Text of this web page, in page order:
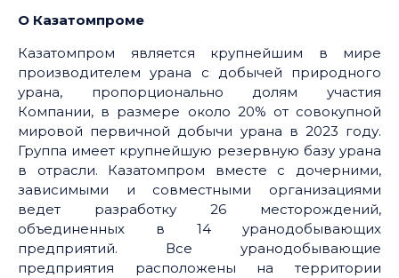
О Казатомпроме
Казатомпром является крупнейшим в мире
производителем урана с добычей природного
урана, пропорционально долям участия
Компании, в размере около 20% от совокупной
мировой первичной добычи урана в 2023 году.
Группа имеет крупнейшую резервную базу урана
в отрасли. Казатомпром вместе с дочерними,
зависимыми и совместными организациями
ведет разработку 26 месторождений,
объединенных в 14 уранодобывающих
предприятий. Все уранодобывающие
предприятия расположены на территории